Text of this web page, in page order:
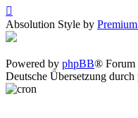
Absolution Style by
Powered by phpBB® Forum
Deutsche Übersetzung durch